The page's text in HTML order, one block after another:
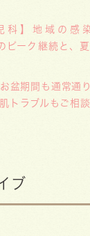
科】地域の感
ピーク継続と、
盆期間も通常通
トラブルもご相
ブ